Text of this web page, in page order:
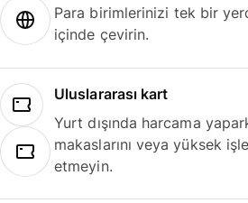
Para birimlerinizi tek bir
içinde çevirin.
Uluslararası kart
Yurt dışında harcama
makaslarını veya yüksek
etmeyin.